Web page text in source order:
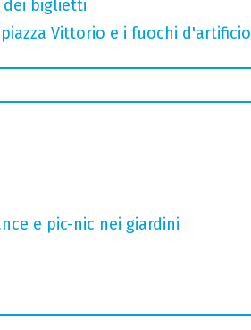
dei biglietti
Vittorio e i fuochi d'artificio
e pic-nic nei giardini